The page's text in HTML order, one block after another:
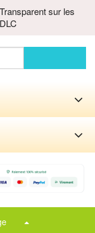
Transparent sur les
DLC